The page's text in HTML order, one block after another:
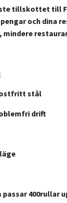
tillskottet till
och dina
stål
drift
400rullar